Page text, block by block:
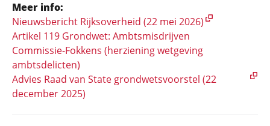
Meer info:
Nieuwsbericht Rijksoverheid (22 mei 2026)
Artikel 119 Grondwet: Ambtsmisdrijven
Commissie-Fokkens (herziening wetgeving
ambtsdelicten)
Advies Raad van State grondwetsvoorstel (22
december 2025)